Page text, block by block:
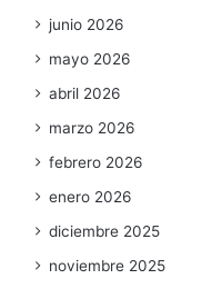
junio 2026
mayo 2026
abril 2026
marzo 2026
febrero 2026
enero 2026
diciembre 2025
noviembre 2025